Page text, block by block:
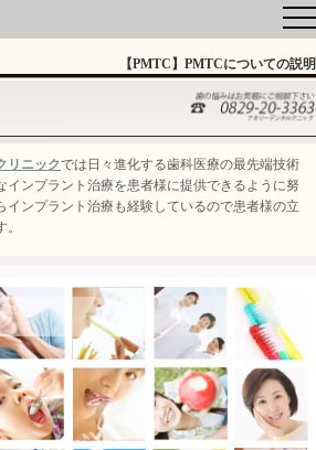
【PMTC】PMTCについての説明
リニックでは日々進化する歯科医療の最先端技術
インプラント治療を患者様に提供できるように努
インプラント治療も経験しているので患者様の立